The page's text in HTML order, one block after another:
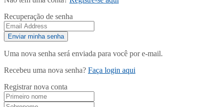
Recuperação de senha
Uma nova senha será enviada para você por e-mail.
Recebeu uma nova senha? Faça login aqui
Registrar nova conta